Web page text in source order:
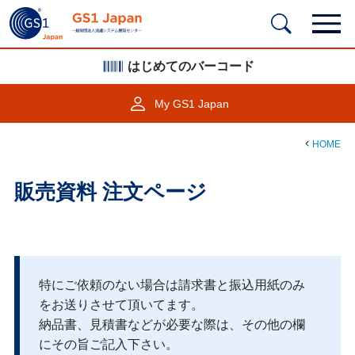
はじめてのバーコード
My GS1 Japan
HOME
販売資料 注文ページ
特にご依頼のない場合は請求書と振込用紙のみ
をお送りさせて頂いてます。
納品書、見積書などが必要な際は、その他の欄
にその旨ご記入下さい。